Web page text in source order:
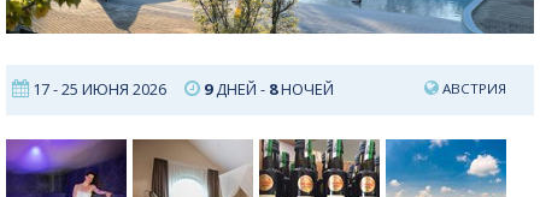
17 - 25 ИЮНЯ 2026 9ДНЕЙ - 8НОЧЕЙ АВСТРИЯ